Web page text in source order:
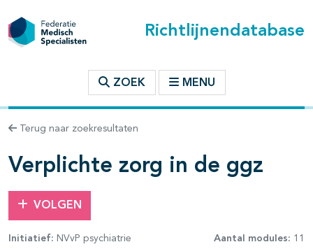
Richtlijnendatabase
ZOEK MENU
Terug naar zoekresultaten
Verplichte zorg in de ggz
VOLGEN
Initiatief: NVvP psychiatrie Aantal modules: 11
binnen deze richtlijn
open- en dichtklappen